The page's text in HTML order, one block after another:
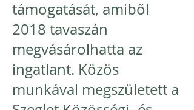
támogatását, amiből
2018 tavaszán
megvásárolhatta az
ingatlant. Közös
munkával megszületett a